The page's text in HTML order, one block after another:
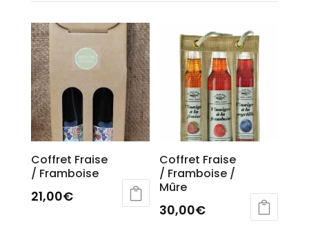
Coffret Fraise
/ Framboise
21,00€
Coffret Fraise
/ Framboise /
Mûre
30,00€